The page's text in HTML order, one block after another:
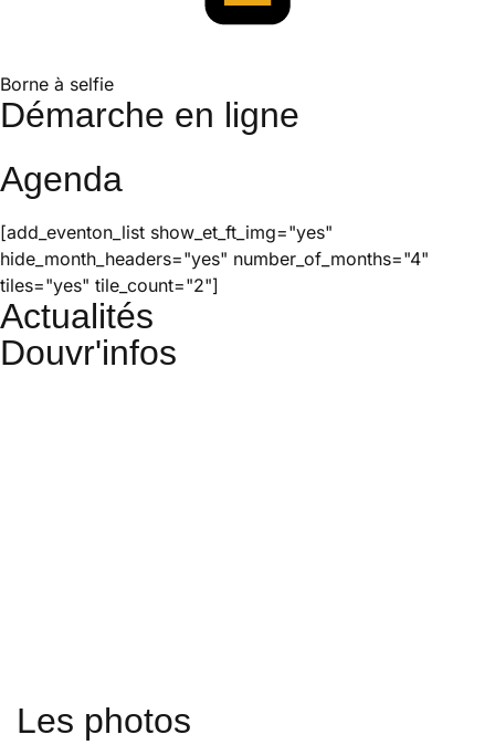
Borne à selfie
Démarche en ligne
Agenda
[add_eventon_list show_et_ft_img="yes"
hide_month_headers="yes" number_of_months="4"
tiles="yes" tile_count="2"]
Actualités
Douvr'infos
Les photos